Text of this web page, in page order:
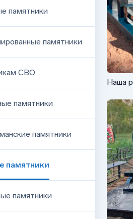
памятники
памятники
СВО
памятники
памятники
памятники
памятники
Наша